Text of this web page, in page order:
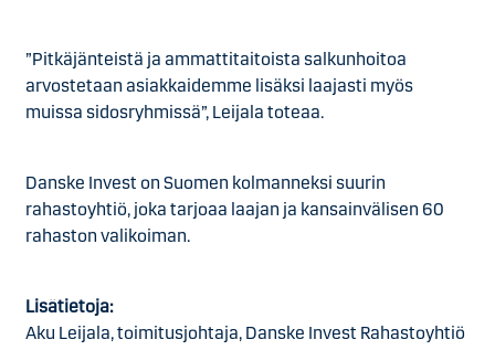
”Pitkäjänteistä ja ammattitaitoista salkunhoitoa
arvostetaan asiakkaidemme lisäksi laajasti myös
muissa sidosryhmissä”, Leijala toteaa.
Danske Invest on Suomen kolmanneksi suurin
rahastoyhtiö, joka tarjoaa laajan ja kansainvälisen 60
rahaston valikoiman.
Lisätietoja:
Aku Leijala, toimitusjohtaja, Danske Invest Rahastoyhtiö